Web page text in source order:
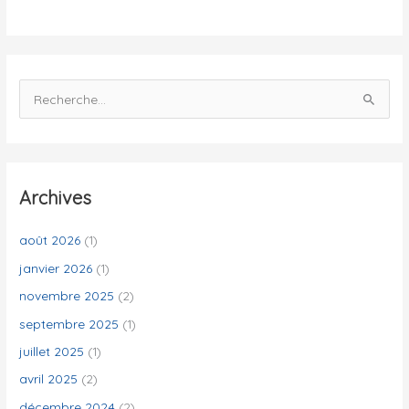
e
e
c
h
:
Archives
août 2026 (1)
janvier 2026 (1)
novembre 2025 (2)
septembre 2025 (1)
juillet 2025 (1)
avril 2025 (2)